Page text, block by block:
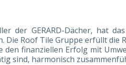
der GERARD-Dächer, hat
Roof Tile Gruppe erfüllt die
finanziellen Erfolg mit
sind, harmonisch